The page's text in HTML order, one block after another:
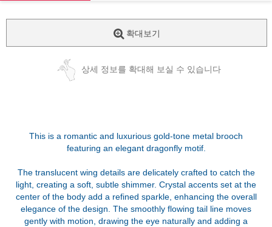
확대보기
상세 정보를 확대해 보실 수 있습니다
This is a romantic and luxurious gold-tone metal brooch
featuring an elegant dragonfly motif.
The translucent wing details are delicately crafted to catch the
light, creating a soft, subtle shimmer. Crystal accents set at the
center of the body add a refined sparkle, enhancing the overall
elegance of the design. The smoothly flowing tail line moves
gently with motion, drawing the eye naturally and adding a